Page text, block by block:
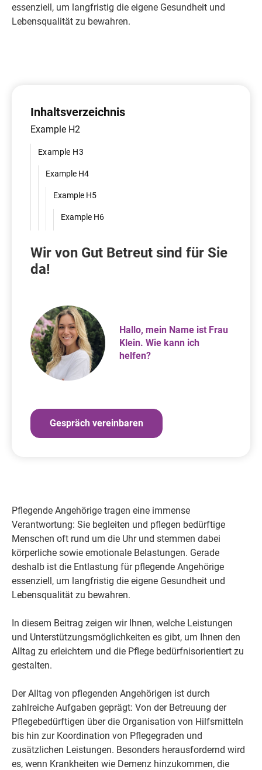
essenziell, um langfristig die eigene Gesundheit und
Lebensqualität zu bewahren.
Inhaltsverzeichnis
Example H2
Example H3
Example H4
Example H5
Example H6
Wir von Gut Betreut sind für Sie
da!
Hallo, mein Name ist Frau
Klein. Wie kann ich
helfen?
Gespräch vereinbaren
Pflegende Angehörige tragen eine immense
Verantwortung: Sie begleiten und pflegen bedürftige
Menschen oft rund um die Uhr und stemmen dabei
körperliche sowie emotionale Belastungen. Gerade
deshalb ist die Entlastung für pflegende Angehörige
essenziell, um langfristig die eigene Gesundheit und
Lebensqualität zu bewahren.
In diesem Beitrag zeigen wir Ihnen, welche Leistungen
und Unterstützungsmöglichkeiten es gibt, um Ihnen den
Alltag zu erleichtern und die Pflege bedürfnisorientiert zu
gestalten.
Der Alltag von pflegenden Angehörigen ist durch
zahlreiche Aufgaben geprägt: Von der Betreuung der
Pflegebedürftigen über die Organisation von Hilfsmitteln
bis hin zur Koordination von Pflegegraden und
zusätzlichen Leistungen. Besonders herausfordernd wird
es, wenn Krankheiten wie Demenz hinzukommen, die